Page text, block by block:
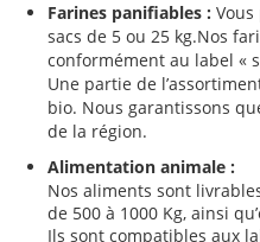
Farines panifiables :
sacs de 5 ou 25 kg.Nos
conformément au label «
Une partie de
bio. Nous garantissons
de la région.
Alimentation animale :
Nos aliments sont
de 500 à 1000 Kg, ainsi
Ils sont compatibles aux